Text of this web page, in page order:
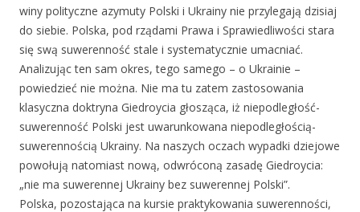
winy polityczne azymuty Polski i Ukrainy nie przylegają dzisiaj
do siebie. Polska, pod rządami Prawa i Sprawiedliwości stara
się swą suwerenność stale i systematycznie umacniać.
Analizując ten sam okres, tego samego – o Ukrainie –
powiedzieć nie można. Nie ma tu zatem zastosowania
klasyczna doktryna Giedroycia głosząca, iż niepodległość-
suwerenność Polski jest uwarunkowana niepodległością-
suwerennością Ukrainy. Na naszych oczach wypadki dziejowe
powołują natomiast nową, odwróconą zasadę Giedroycia:
„nie ma suwerennej Ukrainy bez suwerennej Polski”.
Polska, pozostająca na kursie praktykowania suwerenności,